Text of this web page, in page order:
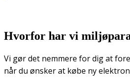
Hvorfor har vi
Vi gør det nemmere for dig at
når du ønsker at købe ny